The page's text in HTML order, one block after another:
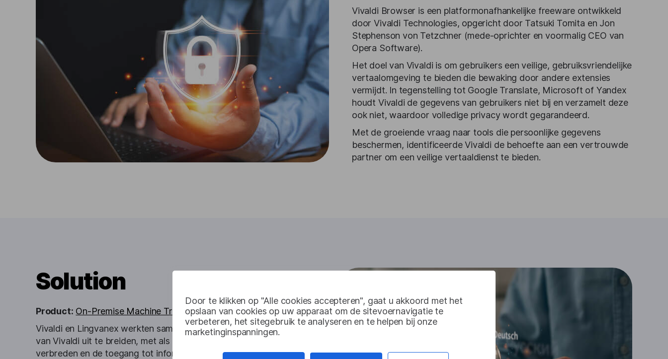
Door te klikken op "Alle cookies accepteren", gaat u akkoord met het
opslaan van cookies op uw apparaat om de sitevoernavigatie te
verbeteren, het sitegebruik te analyseren en te helpen bij onze
marketinginspanningen.
Vivaldi Browser is een platformonafhankelijke freeware ontwikkeld
door Vivaldi Technologies, opgericht door Tatsuki Tomita en Jon
Stephenson von Tetzchner (mede-oprichter en voormalig CEO van
Opera Software).
Het doel van Vivaldi is om gebruikers een veilige, gebruiksvriendelijke
vertaalomgeving te bieden die bewaking door andere extensies
vermijdt. In tegenstelling tot Google Translate, Microsoft of Yandex
houdt Vivaldi de gegevens van gebruikers niet bij en verzamelt deze
ook niet, waardoor volledige privacy wordt gegarandeerd.
Met de groeiende vraag naar tools die persoonlijke gegevens
beschermen, identificeerde Vivaldi de behoefte aan een vertrouwde
partner om een veilige vertaaldienst te bieden.
Solution
Product: On-Premise Machine Translation Software
Vivaldi en Lingvanex werkten samen om de vertaalmogelijkheden
van Vivaldi uit te breiden, met als doel het publiek van de browser te
verbreden en de toegang tot informatie te verbeteren.